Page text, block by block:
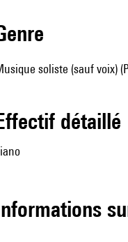
genre
soliste (sauf voix)
effectif détaillé
informations